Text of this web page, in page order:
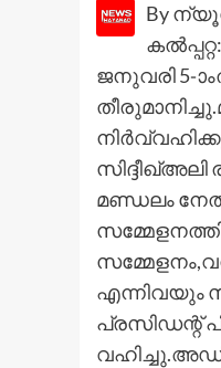
By
ജനുവരി 5-
മണ്ഡലം
എന്നിവയും
പ്രസിഡന്റ്